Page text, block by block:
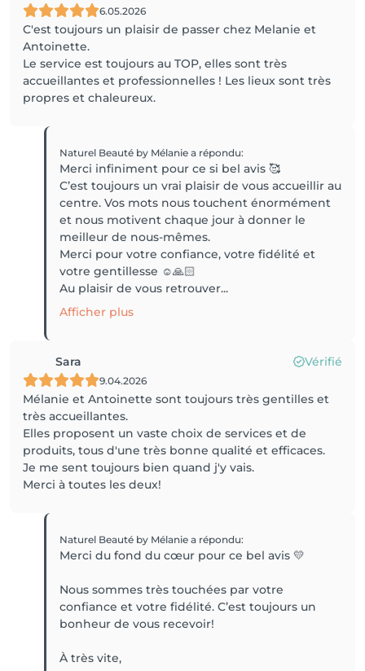
6.05.2026
C'est toujours un plaisir de passer chez Melanie et
Antoinette.
Le service est toujours au TOP, elles sont très
accueillantes et professionnelles ! Les lieux sont très
propres et chaleureux.
Naturel Beauté by Mélaniea répondu:
Merci infiniment pour ce si bel avis 🥰
C’est toujours un vrai plaisir de vous accueillir au
centre. Vos mots nous touchent énormément
et nous motivent chaque jour à donner le
meilleur de nous-mêmes.
Merci pour votre confiance, votre fidélité et
votre gentillesse ☺️🙏🏻
Au plaisir de vous retrouver...
Afficher plus
Sara Vérifié
9.04.2026
Mélanie et Antoinette sont toujours très gentilles et
très accueillantes.
Elles proposent un vaste choix de services et de
produits, tous d'une très bonne qualité et efficaces.
Je me sent toujours bien quand j'y vais.
Merci à toutes les deux!
Naturel Beauté by Mélaniea répondu:
Merci du fond du cœur pour ce bel avis 💛
Nous sommes très touchées par votre
confiance et votre fidélité. C’est toujours un
bonheur de vous recevoir!
À très vite,